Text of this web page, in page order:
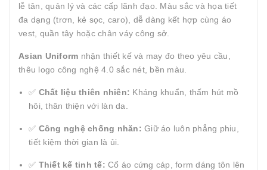
lễ tân, quản lý và các cấp lãnh đạo. Màu sắc và họa tiết
đa dạng (trơn, kẻ sọc, caro), dễ dàng kết hợp cùng áo
vest, quần tây hoặc chân váy công sở.
Asian Uniform nhận thiết kế và may đo theo yêu cầu,
thêu logo công nghệ 4.0 sắc nét, bền màu.
✅ Chất liệu thiên nhiên: Kháng khuẩn, thấm hút mồ
hôi, thân thiện với làn da.
✅ Công nghệ chống nhăn: Giữ áo luôn phẳng phiu,
tiết kiệm thời gian là ủi.
✅ Thiết kế tinh tế: Cổ áo cứng cáp, form dáng tôn lên